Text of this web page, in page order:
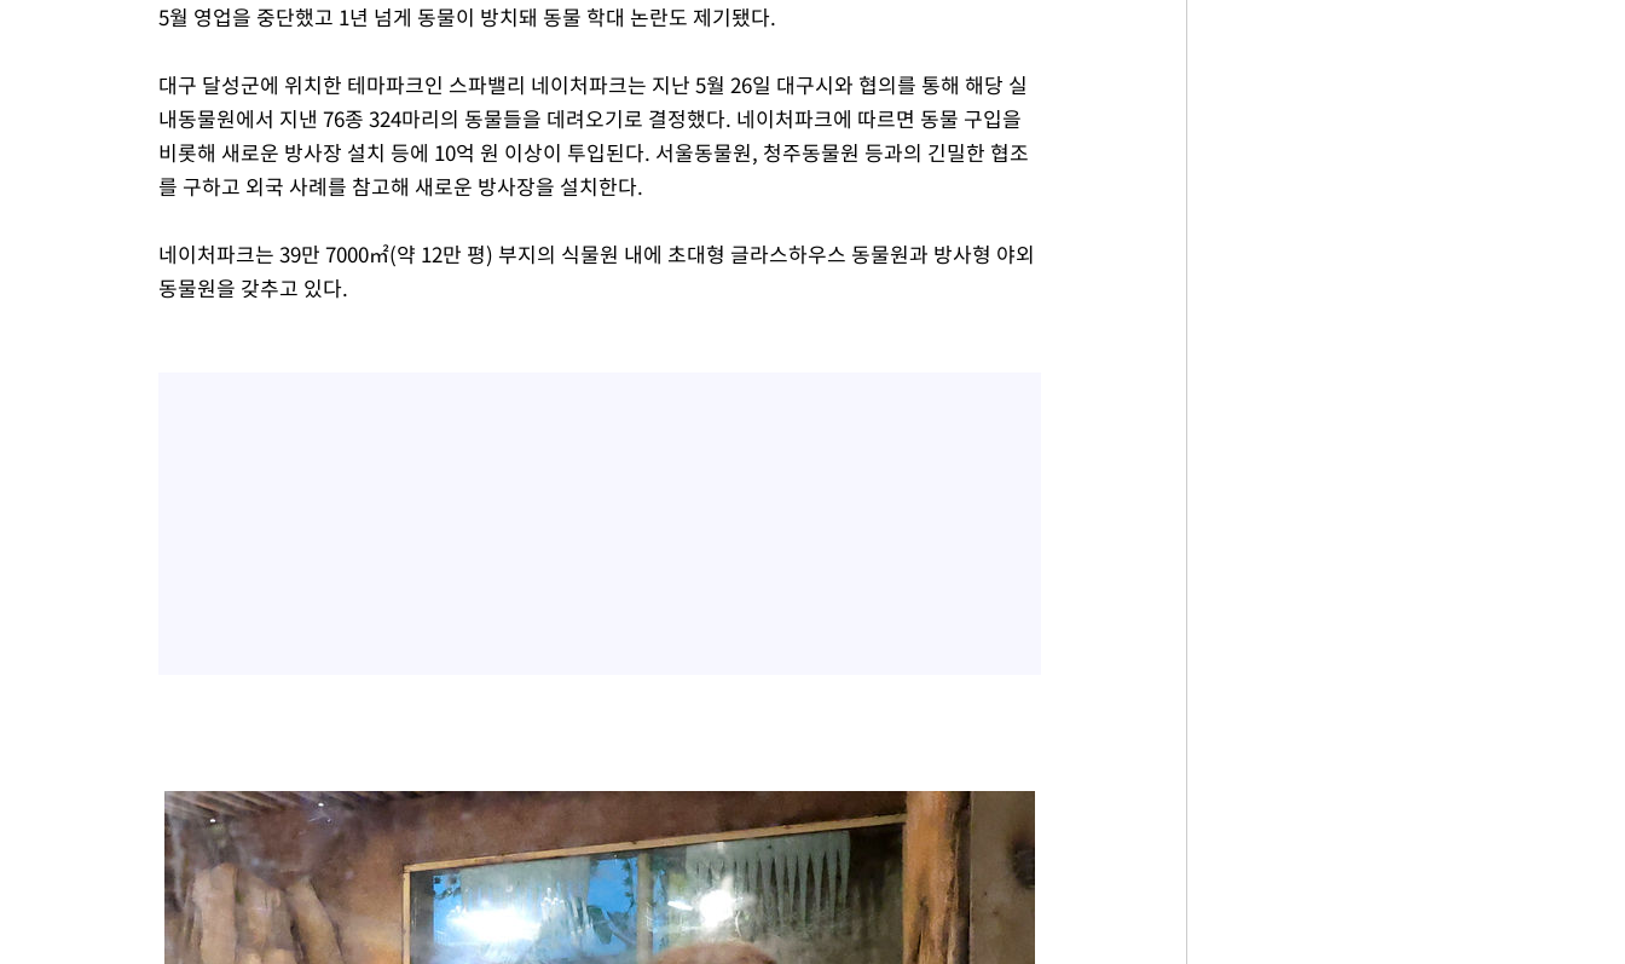
5월 영업을 중단했고 1년 넘게 동물이 방치돼 동물 학대 논란도 제기됐다.
대구 달성군에 위치한 테마파크인 스파밸리 네이처파크는 지난 5월 26일 대구시와 협의를 통해 해당 실
내동물원에서 지낸 76종 324마리의 동물들을 데려오기로 결정했다. 네이처파크에 따르면 동물 구입을
비롯해 새로운 방사장 설치 등에 10억 원 이상이 투입된다. 서울동물원, 청주동물원 등과의 긴밀한 협조
를 구하고 외국 사례를 참고해 새로운 방사장을 설치한다.
네이처파크는 39만 7000㎡(약 12만 평) 부지의 식물원 내에 초대형 글라스하우스 동물원과 방사형 야외
동물원을 갖추고 있다.